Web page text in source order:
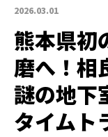
2026.03.01
熊本県初
磨へ！相
謎の地下
タイムト